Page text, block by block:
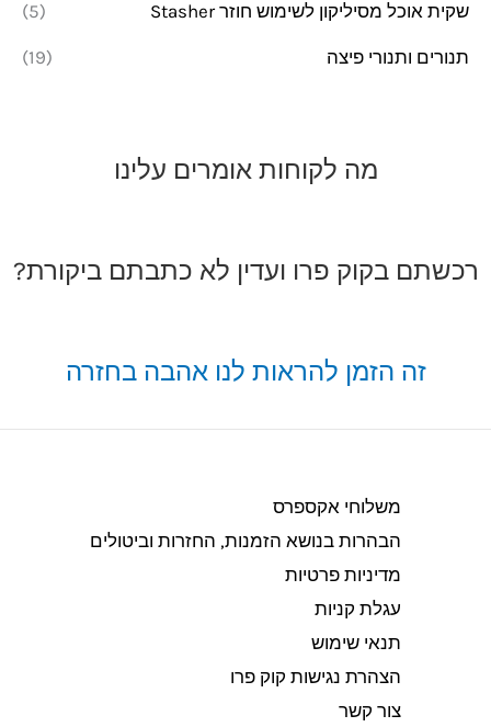
שקית אוכל מסיליקון לשימוש חוזר Stasher (5)
תנורים ותנורי פיצה (19)
מה לקוחות אומרים עלינו
רכשתם בקוק פרו ועדין לא כתבתם ביקורת?
זה הזמן להראות לנו אהבה בחזרה
משלוחי אקספרס
הבהרות בנושא הזמנות, החזרות וביטולים​
מדיניות פרטיות
עגלת קניות
תנאי שימוש
הצהרת נגישות קוק פרו
צור קשר